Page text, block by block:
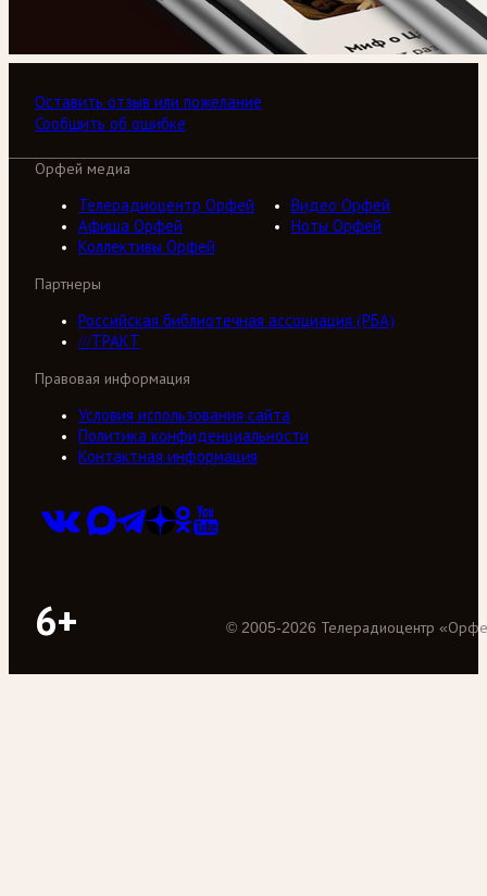
Оставить отзыв или пожелание
Сообщить об ошибке
Орфей медиа
Телерадиоцентр Орфей
Видео Орфей
Афиша Орфей
Ноты Орфей
Коллективы Орфей
Партнеры
Российская библиотечная ассоциация (РБА)
///ТРАКТ
Правовая информация
Условия использования сайта
Политика конфиденциальности
Контактная информация
6+ © 2005-2026 Телерадиоцентр